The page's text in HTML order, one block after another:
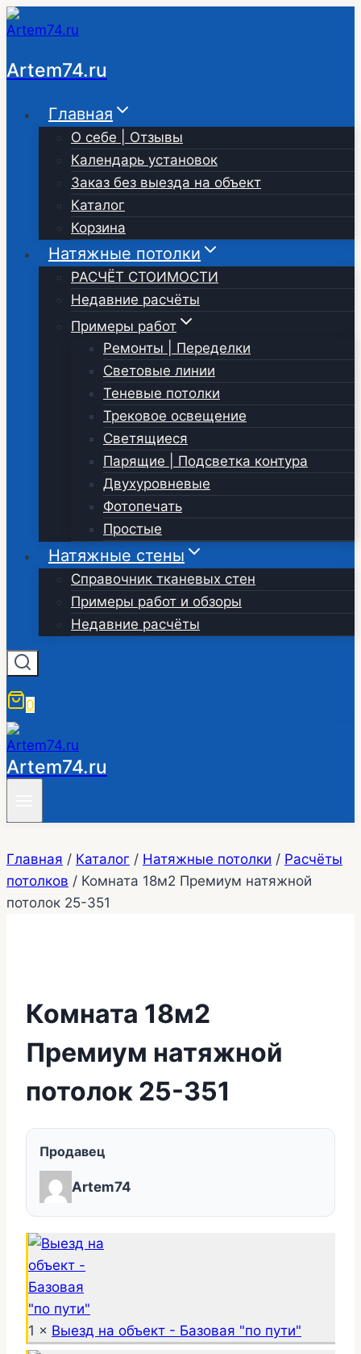
Перейти
к
содержимому
Artem74.ru
Главная
О себе | Отзывы
Календарь установок
Заказ без выезда на объект
Каталог
Корзина
Натяжные потолки
РАСЧЁТ СТОИМОСТИ
Недавние расчёты
Примеры работ
Ремонты | Переделки
Световые линии
Теневые потолки
Трековое освещение
Светящиеся
Парящие | Подсветка контура
Двухуровневые
Фотопечать
Простые
Натяжные стены
Справочник тканевых стен
Примеры работ и обзоры
Недавние расчёты
0
Artem74.ru
Главная / Каталог / Натяжные потолки / Расчёты
потолков / Комната 18м2 Премиум натяжной
потолок 25-351
Комната 18м2
Премиум натяжной
потолок 25-351
Продавец
Artem74
1 × Выезд на объект - Базовая "по пути"